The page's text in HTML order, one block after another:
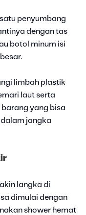
penyumbang
dengan tas
botol minum isi
limbah plastik
laut serta
yang bisa
jangka
langka di
dimulai dengan
shower hemat